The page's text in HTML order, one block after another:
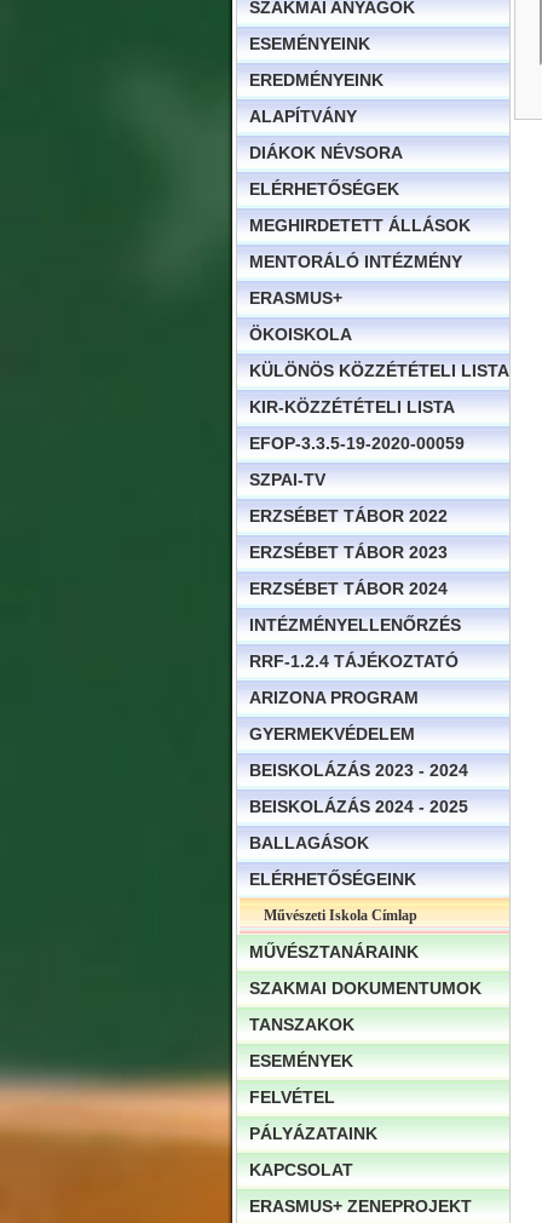
SZAKMAI ANYAGOK
ESEMÉNYEINK
EREDMÉNYEINK
ALAPÍTVÁNY
DIÁKOK NÉVSORA
ELÉRHETŐSÉGEK
MEGHIRDETETT ÁLLÁSOK
MENTORÁLÓ INTÉZMÉNY
ERASMUS+
ÖKOISKOLA
KÜLÖNÖS KÖZZÉTÉTELI LISTA
KIR-KÖZZÉTÉTELI LISTA
EFOP-3.3.5-19-2020-00059
SZPAI-TV
ERZSÉBET TÁBOR 2022
ERZSÉBET TÁBOR 2023
ERZSÉBET TÁBOR 2024
INTÉZMÉNYELLENŐRZÉS
RRF-1.2.4 TÁJÉKOZTATÓ
ARIZONA PROGRAM
GYERMEKVÉDELEM
BEISKOLÁZÁS 2023 - 2024
BEISKOLÁZÁS 2024 - 2025
BALLAGÁSOK
ELÉRHETŐSÉGEINK
Művészeti Iskola Címlap
MŰVÉSZTANÁRAINK
SZAKMAI DOKUMENTUMOK
TANSZAKOK
ESEMÉNYEK
FELVÉTEL
PÁLYÁZATAINK
KAPCSOLAT
ERASMUS+ ZENEPROJEKT